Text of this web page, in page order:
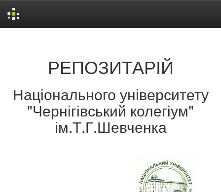
РЕПОЗИТАРІЙ
Національного університету
"Чернігівський колегіум"
ім.Т.Г.Шевченка